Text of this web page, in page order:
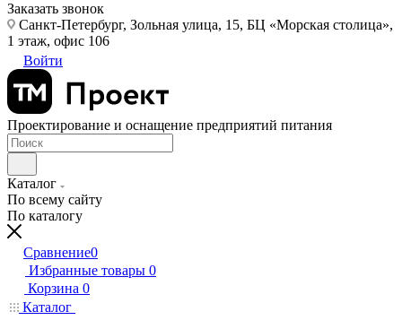
Заказать звонок
Санкт-Петербург, Зольная улица, 15, БЦ «Морская столица»,
1 этаж, офис 106
Войти
Проектирование и оснащение предприятий питания
Каталог
По всему сайту
По каталогу
Сравнение0
Избранные товары 0
Корзина 0
Каталог